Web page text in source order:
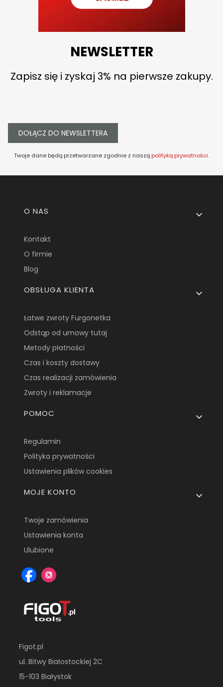
NEWSLETTER
Zapisz się i zyskaj 3% na pierwsze zakupy.
DOŁĄCZ DO NEWSLETTERA
Twoje dane będą przetwarzane zgodnie z naszą polityką prywatności.
Linki w stopce
O NAS
Kontakt
O firmie
Blog
OBSŁUGA KLIENTA
Łatwe zwroty Furgonetka
Odstąp od umowy tutaj
Metody płatności
Czas i koszty dostawy
Czas realizacji zamówienia
Zwroty i reklamacje
POMOC
Regulamin
Polityka prywatności
Ustawienia plików cookies
MOJE KONTO
Twoje zamówienia
Ustawienia konta
Ulubione
Figot.pl
ul. Bitwy Białostockiej 2C
15-103 Białystok